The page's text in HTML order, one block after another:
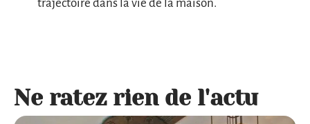
trajectoire dans la vie de la maison.
Ne ratez rien de l'actu